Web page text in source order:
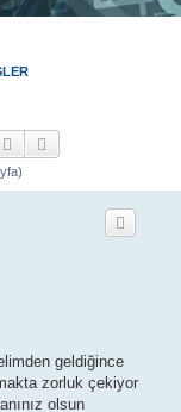
Ara
geldiğince
zorluk çekiyor
olsun